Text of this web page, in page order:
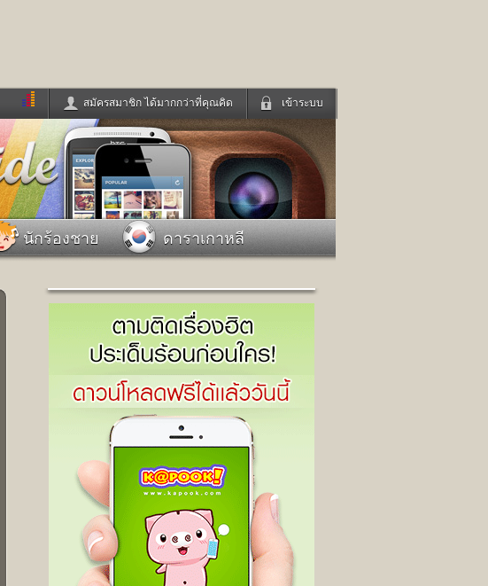
เข้าระบบ
สมัครสมาชิก ได้มากกว่าที่คุณคิด
ข่าวดารา
ดูทีวี
ฟังเพลง
ฟังวิทยุออนไลน์
แชทหมากฮอส
Glitter
แต่งงาน
แม่และเด็ก
สุขภาพ
สัตว์เลี้ยง
บ้านและการตกแต่ง
ท่องเที่ยว
Facebook
เข้าระบบด้วย User Kapook
Email
Password
เข้าระบบด้วย Facebook
นักร้องชาย
ดาราเกาหลี